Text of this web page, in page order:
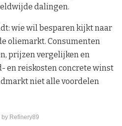
dalingen.
wie wil besparen kijkt naar
oliemarkt. Consumenten
prijzen vergelijken en
en reiskosten concrete winst
niet alle voordelen
Refinery89